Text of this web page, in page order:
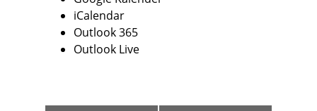
iCalendar
Outlook 365
Outlook Live